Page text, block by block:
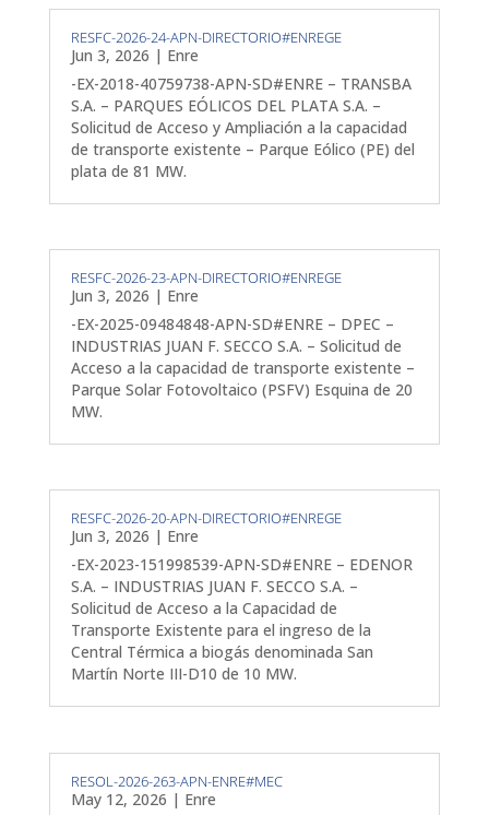
RESFC-2026-24-APN-DIRECTORIO#ENREGE
Jun 3, 2026 | Enre
-EX-2018-40759738-APN-SD#ENRE – TRANSBA
S.A. – PARQUES EÓLICOS DEL PLATA S.A. –
Solicitud de Acceso y Ampliación a la capacidad
de transporte existente – Parque Eólico (PE) del
plata de 81 MW.
RESFC-2026-23-APN-DIRECTORIO#ENREGE
Jun 3, 2026 | Enre
-EX-2025-09484848-APN-SD#ENRE – DPEC –
INDUSTRIAS JUAN F. SECCO S.A. – Solicitud de
Acceso a la capacidad de transporte existente –
Parque Solar Fotovoltaico (PSFV) Esquina de 20
MW.
RESFC-2026-20-APN-DIRECTORIO#ENREGE
Jun 3, 2026 | Enre
-EX-2023-151998539-APN-SD#ENRE – EDENOR
S.A. – INDUSTRIAS JUAN F. SECCO S.A. –
Solicitud de Acceso a la Capacidad de
Transporte Existente para el ingreso de la
Central Térmica a biogás denominada San
Martín Norte III-D10 de 10 MW.
RESOL-2026-263-APN-ENRE#MEC
May 12, 2026 | Enre